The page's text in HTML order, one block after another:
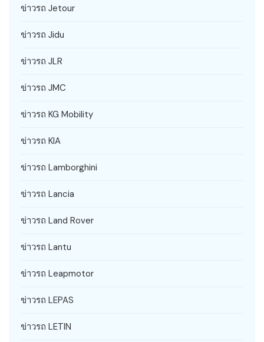
ข่าวรถ Jetour
ข่าวรถ Jidu
ข่าวรถ JLR
ข่าวรถ JMC
ข่าวรถ KG Mobility
ข่าวรถ KIA
ข่าวรถ Lamborghini
ข่าวรถ Lancia
ข่าวรถ Land Rover
ข่าวรถ Lantu
ข่าวรถ Leapmotor
ข่าวรถ LEPAS
ข่าวรถ LETIN